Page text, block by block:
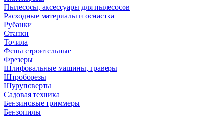
Пылесосы, аксессуары для пылесосов
Расходные материалы и оснастка
Рубанки
Станки
Точила
Фены строительные
Фрезеры
Шлифовальные машины, граверы
Штроборезы
Шуруповерты
Садовая техника
Бензиновые триммеры
Бензопилы